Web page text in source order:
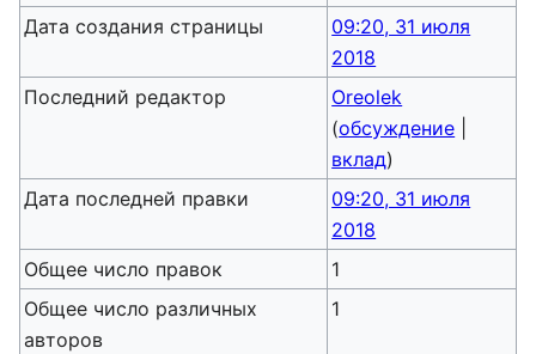
Дата создания страницы
09:20, 31 июля
2018
Последний редактор
Oreolek
(обсуждение
вклад)
Дата последней правки
09:20, 31 июля
2018
Общее число правок
1
Общее число различных
авторов
1